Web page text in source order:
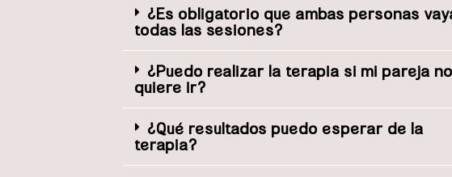
¿Es obligatorio que ambas personas
todas las sesiones?
¿Puedo realizar la terapia si mi pareja no
quiere ir?
¿Qué resultados puedo esperar de la
terapia?